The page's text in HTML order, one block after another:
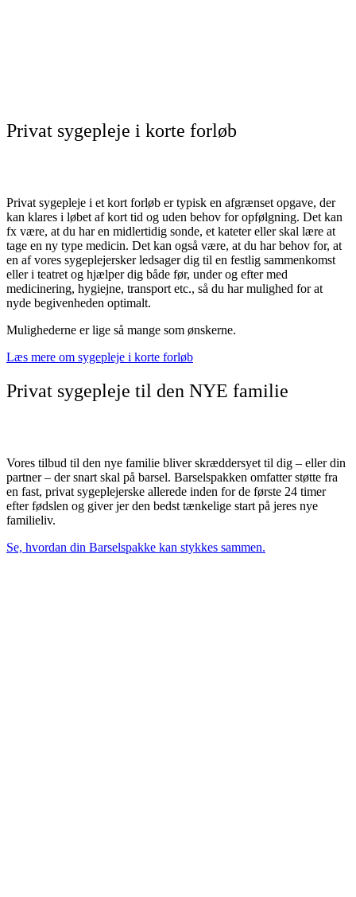
Privat sygepleje i korte forløb
Privat sygepleje i et kort forløb er typisk en afgrænset opgave, der
kan klares i løbet af kort tid og uden behov for opfølgning. Det kan
fx være, at du har en midlertidig sonde, et kateter eller skal lære at
tage en ny type medicin. Det kan også være, at du har behov for, at
en af vores sygeplejersker ledsager dig til en festlig sammenkomst
eller i teatret og hjælper dig både før, under og efter med
medicinering, hygiejne, transport etc., så du har mulighed for at
nyde begivenheden optimalt.
Mulighederne er lige så mange som ønskerne.
Læs mere om sygepleje i korte forløb
Privat sygepleje til den NYE familie
Vores tilbud til den nye familie bliver skræddersyet til dig – eller din
partner – der snart skal på barsel. Barselspakken omfatter støtte fra
en fast, privat sygeplejerske allerede inden for de første 24 timer
efter fødslen og giver jer den bedst tænkelige start på jeres nye
familieliv.
Se, hvordan din Barselspakke kan stykkes sammen.